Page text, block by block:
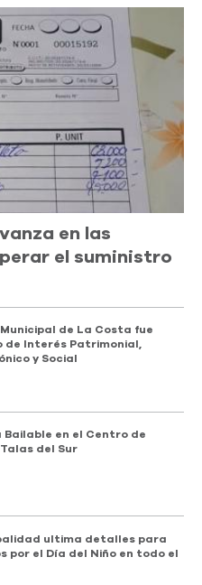
en las
el suministro
de La Costa fue
Interés Patrimonial,
y Social
Bailable en el Centro de
del Sur
ultima detalles para
por el Día del Niño en todo el